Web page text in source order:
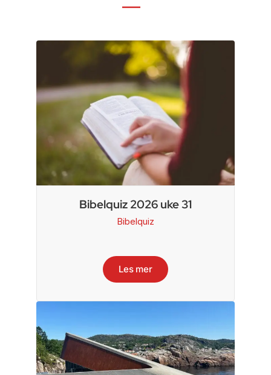
Bibelquiz 2026 uke 31
Bibelquiz
Les mer